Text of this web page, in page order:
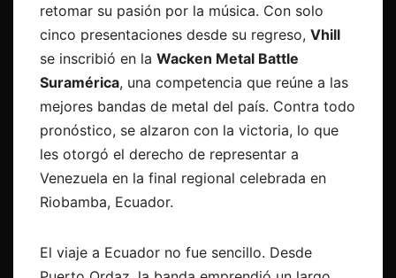
retomar su pasión por la música. Con solo
cinco presentaciones desde su regreso, Vhill
se inscribió en la Wacken Metal Battle
Suramérica, una competencia que reúne a las
mejores bandas de metal del país. Contra todo
pronóstico, se alzaron con la victoria, lo que
les otorgó el derecho de representar a
Venezuela en la final regional celebrada en
Riobamba, Ecuador.
El viaje a Ecuador no fue sencillo. Desde